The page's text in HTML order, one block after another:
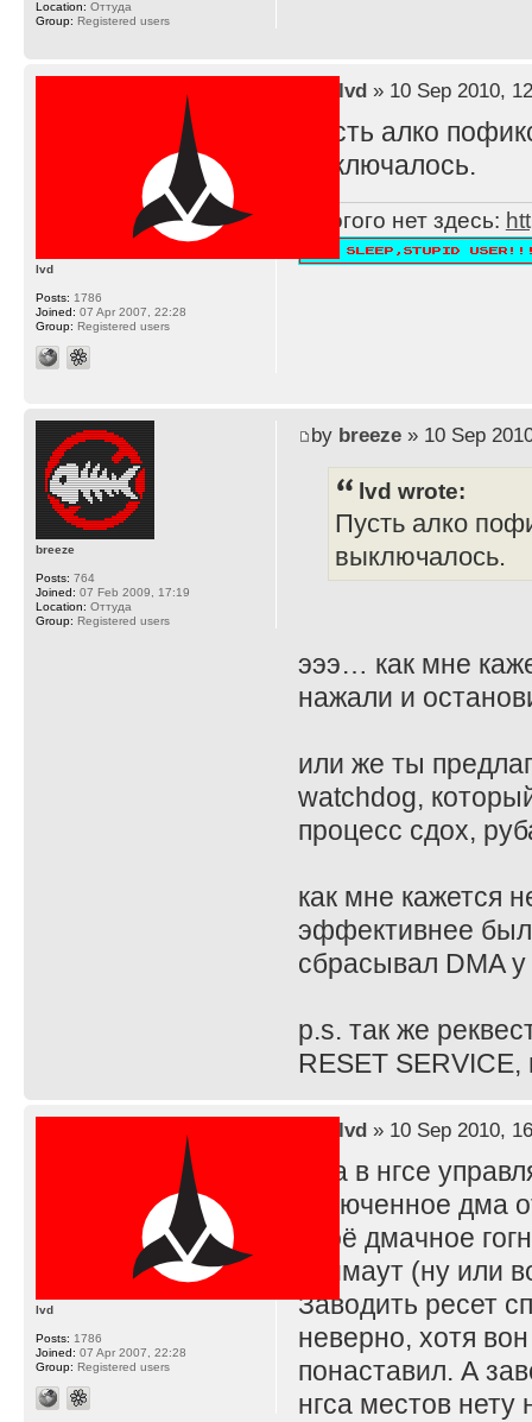
Location: Оттуда
Group: Registered users
lvd» 10 Sep 2010,
Пусть алко
выключалось.
Многого нет здесь:
lvd
Posts: 1786
Joined: 07 Apr 2007, 22:28
Group: Registered users
by breeze» 10 Sep
lvd wrote:
Пусть алко
выключалось.
эээ… как мне
нажали и
или же ты
watchdog,
процесс сдох,
как мне кажется
эффективнее
сбрасывал DMA
p.s. так же
RESET
breeze
Posts: 764
Joined: 07 Feb 2009, 17:19
Location: Оттуда
Group: Registered users
lvd» 10 Sep 2010,
дма в нгсе
включенное дма
своё дмачное
таймаут (ну или
Заводить ресет
неверно, хотя
понаставил. А
нгса местов нету
lvd
Posts: 1786
Joined: 07 Apr 2007, 22:28
Group: Registered users